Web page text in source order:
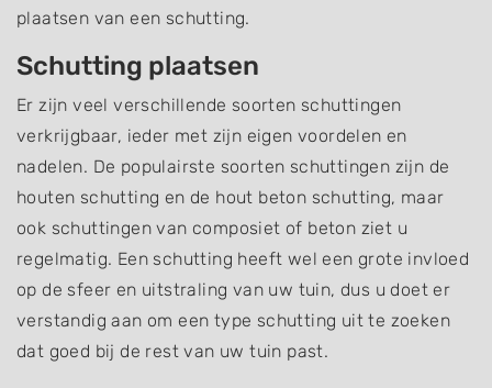
plaatsen van een schutting.
Schutting plaatsen
Er zijn veel verschillende soorten schuttingen
verkrijgbaar, ieder met zijn eigen voordelen en
nadelen. De populairste soorten schuttingen zijn de
houten schutting en de hout beton schutting, maar
ook schuttingen van composiet of beton ziet u
regelmatig. Een schutting heeft wel een grote invloed
op de sfeer en uitstraling van uw tuin, dus u doet er
verstandig aan om een type schutting uit te zoeken
dat goed bij de rest van uw tuin past.